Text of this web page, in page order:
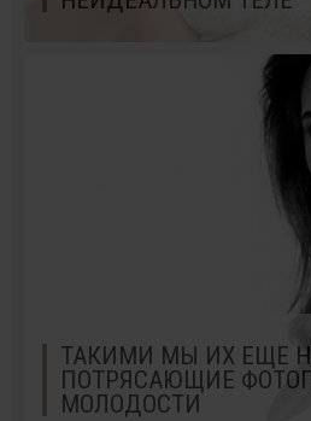
ТАКИМИ МЫ ИХ ЕЩЕ
ПОТРЯСАЮЩИЕ
МОЛОДОСТИ